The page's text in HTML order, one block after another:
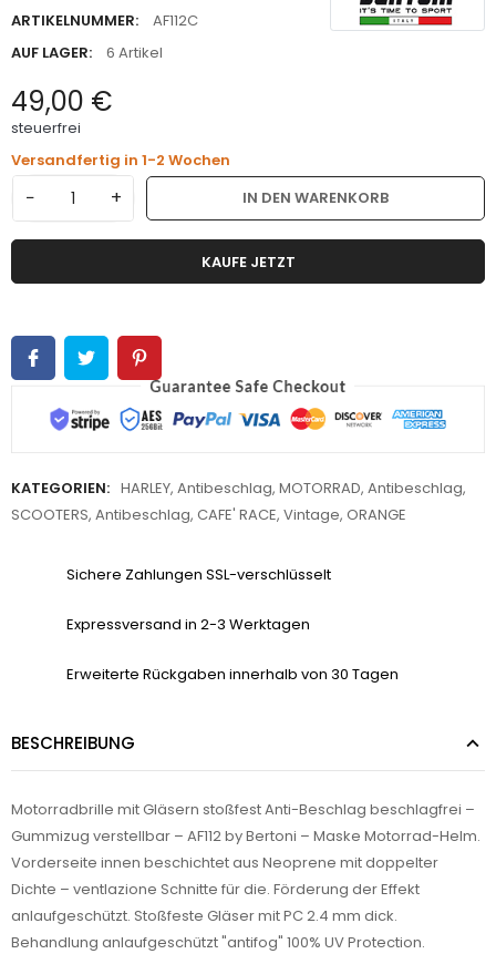
ARTIKELNUMMER:
AF112C
AUF LAGER:
6 Artikel
49,00 €
steuerfrei
Versandfertig in 1-2 Wochen
− + IN DEN WARENKORB
KAUFE JETZT
KATEGORIEN: HARLEY, Antibeschlag, MOTORRAD, Antibeschlag,
SCOOTERS, Antibeschlag, CAFE' RACE, Vintage, ORANGE
Sichere Zahlungen SSL-verschlüsselt
Expressversand in 2-3 Werktagen
Erweiterte Rückgaben innerhalb von 30 Tagen
BESCHREIBUNG
Motorradbrille mit Gläsern stoßfest Anti-Beschlag beschlagfrei –
Gummizug verstellbar – AF112 by Bertoni – Maske Motorrad-Helm.
Vorderseite innen beschichtet aus Neoprene mit doppelter
Dichte – ventlazione Schnitte für die. Förderung der Effekt
anlaufgeschützt. Stoßfeste Gläser mit PC 2.4 mm dick.
Behandlung anlaufgeschützt "antifog" 100% UV Protection.